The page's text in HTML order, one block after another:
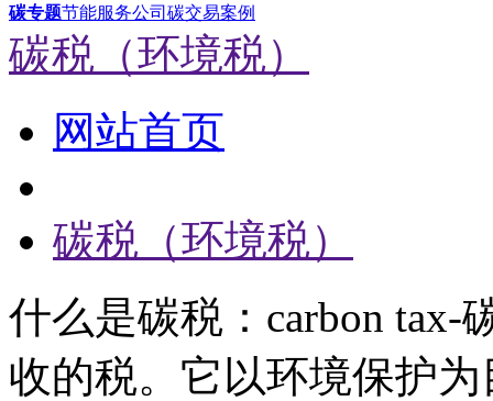
碳专题节能服务公司 碳交易案例
碳税（环境税）
网站首页
碳税（环境税）
什么是碳税：carbon tax-
收的税。它以环境保护